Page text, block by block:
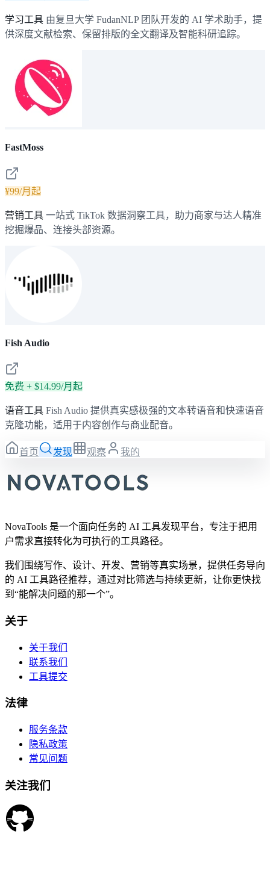
学习工具 由复旦大学 FudanNLP 团队开发的 AI 学术助手，提
供深度文献检索、保留排版的全文翻译及智能科研追踪。
FastMoss
¥99/月起
营销工具 一站式 TikTok 数据洞察工具，助力商家与达人精准
挖掘爆品、连接头部资源。
Fish Audio
免费 + $14.99/月起
语音工具 Fish Audio 提供真实感极强的文本转语音和快速语音
克隆功能，适用于内容创作与商业配音。
首页 发现 观察 我的
NovaTools 是一个面向任务的 AI 工具发现平台，专注于把用
户需求直接转化为可执行的工具路径。
我们围绕写作、设计、开发、营销等真实场景，提供任务导向
的 AI 工具路径推荐，通过对比筛选与持续更新，让你更快找
到“能解决问题的那一个”。
关于
关于我们
联系我们
工具提交
法律
服务条款
隐私政策
常见问题
关注我们